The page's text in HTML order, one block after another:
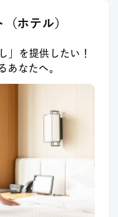
ホテル）
」を提供したい！
あなたへ。